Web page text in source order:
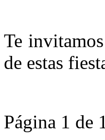
Te
de estas
Página 1 de